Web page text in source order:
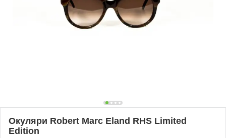
Окуляри Robert Marc Eland RHS Limited
Edition